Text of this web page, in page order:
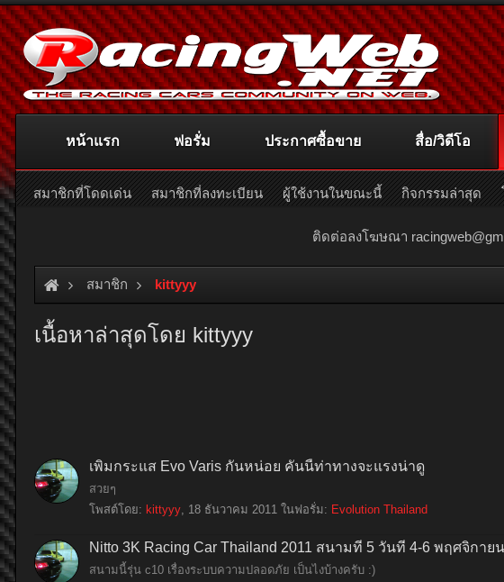
ติดต่อลงโฆษณา
สมาชิก kittyyy
เนื้อหาล่าสุดโดย kittyyy
เพิ่มกระแส Evo Varis กันหน่อย คันนี้ท่าทางจะแรงน่าดู
สวยๆ
โพสต์โดย: kittyyy, 18 ธันวาคม 2011 ในฟอรั่ม: Evolution Thailand
Nitto 3K Racing Car Thailand 2011 สนามที่ 5 วันที่ 4-6 พฤศจิกา
สนามนี้รุ่น c10 เรื่องระบบความปลอดภัย เป็นไงบ้างครับ :)
หน้าแรก ฟอรั่ม ประกาศซื้อขาย สื่อ/วิดีโอ
สมาชิกที่โดดเด่น สมาชิกที่ลงทะเบียน ผู้ใช้งานในขณะนี้ กิจกรรมล่าสุด